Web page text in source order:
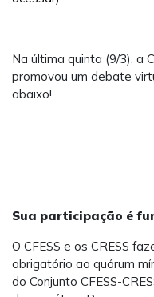
Na última quinta (9/3), a
promovou um debate
abaixo!
Sua participação é
O CFESS e os CRESS
obrigatório ao quórum
do Conjunto CFESS-